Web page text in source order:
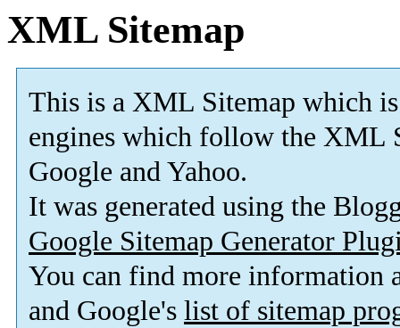
XML Sitemap
This is a XML Sitemap which is
engines which follow the XML
Google and Yahoo.
It was generated using the
Google Sitemap Generator
You can find more information
and Google's list of sitemap